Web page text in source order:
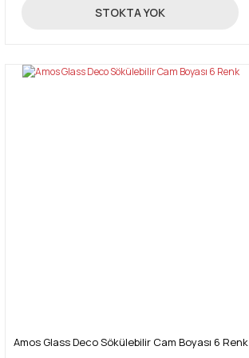
519,00 TL
STOKTA YOK
Amos Glass Deco Sökülebilir Cam Boyası 6 Renk